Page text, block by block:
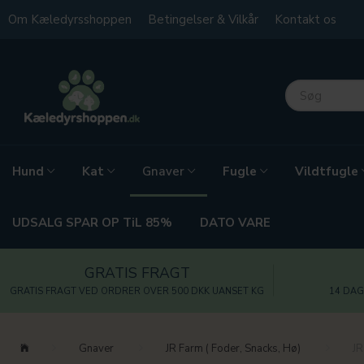
Om Kæledyrsshoppen Betingelser & Vilkår Kontakt os
Hund Kat Gnaver Fugle Vildtfugle
UDSALG SPAR OP TiL 85% DATO VARE
GRATIS FRAGT
GRATIS FRAGT VED ORDRER OVER 500 DKK UANSET KG 14
Gnaver JR Farm ( Foder, Snacks, Hø)